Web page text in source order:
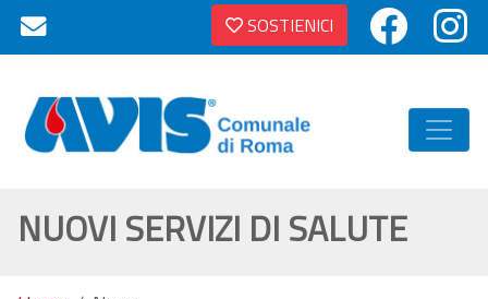
SOSTIENICI
NUOVI SERVIZI DI SALUTE